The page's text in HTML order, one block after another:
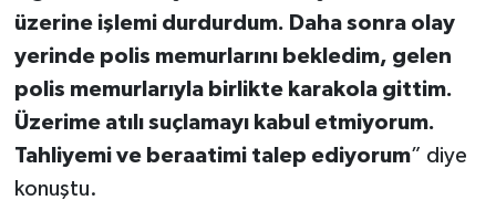
üzerine işlemi durdurdum. Daha sonra olay
yerinde polis memurlarını bekledim, gelen
polis memurlarıyla birlikte karakola gittim.
Üzerime atılı suçlamayı kabul etmiyorum.
Tahliyemi ve beraatimi talep ediyorum” diye
konuştu.